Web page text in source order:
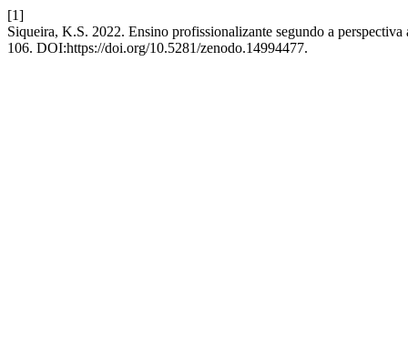
[1]
Siqueira, K.S. 2022. Ensino profissionalizante segundo a
106. DOI:https://doi.org/10.5281/zenodo.14994477.